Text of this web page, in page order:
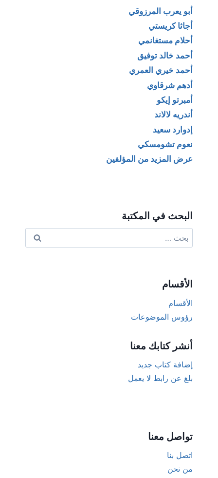
أبو يعرب المرزوقي
أجاثا كريستي
أحلام مستغانمي
أحمد خالد توفيق
أحمد خيري العمري
أدهم شرقاوي
أمبرتو إيكو
أندريه لالاند
إدوارد سعيد
نعوم تشومسكي
عرض المزيد من المؤلفين
البحث في المكتبة
عن:
الأقسام
الأقسام
رؤوس الموضوعات
أنشر كتابك معنا
إضافة كتاب جديد
بلغ عن رابط لا يعمل
تواصل معنا
اتصل بنا
من نحن